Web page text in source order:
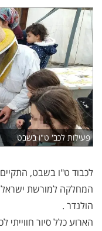
פעילות לכב' ט"ו בשבט
לכבוד ט"ו בשבט,
המחלקה למורשת
הולנדר .
הארוע כלל סיור